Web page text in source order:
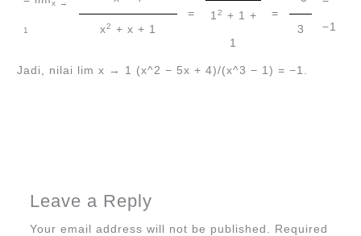
x →
1 x2 + x + 1
= 12 + 1 +
1
=
3 −1
Jadi, nilai lim x → 1 (x^2 − 5x + 4)/(x^3 − 1) = −1.
Leave a Reply
Your email address will not be published. Required